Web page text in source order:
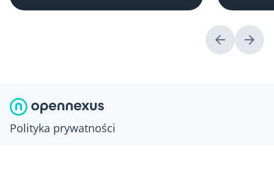
Polityka prywatności